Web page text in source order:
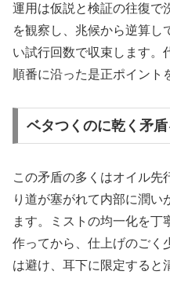
運用は仮説と検証の往復で
を観察し、兆候から逆算し
い試行回数で収束します。
順番に沿った是正ポイント
ベタつくのに乾く矛盾
この矛盾の多くはオイル先
り道が塞がれて内部に潤い
ます。ミストの均一化を丁
作ってから、仕上げのごく
は避け、耳下に限定すると